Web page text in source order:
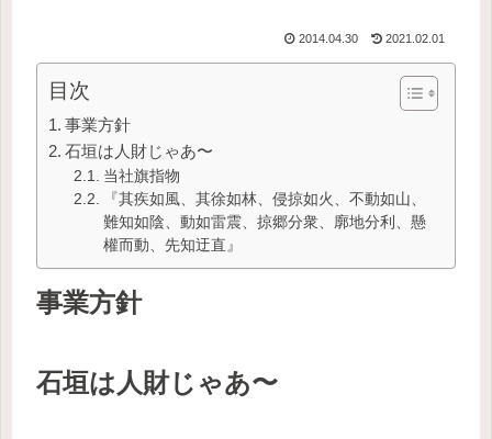
2014.04.30 2021.02.01
目次
事業方針
石垣は人財じゃあ〜
当社旗指物
『其疾如風、其徐如林、侵掠如火、不動如山、
難知如陰、動如雷震、掠郷分衆、廓地分利、懸
權而動、先知迂直』
事業方針
石垣は人財じゃあ〜